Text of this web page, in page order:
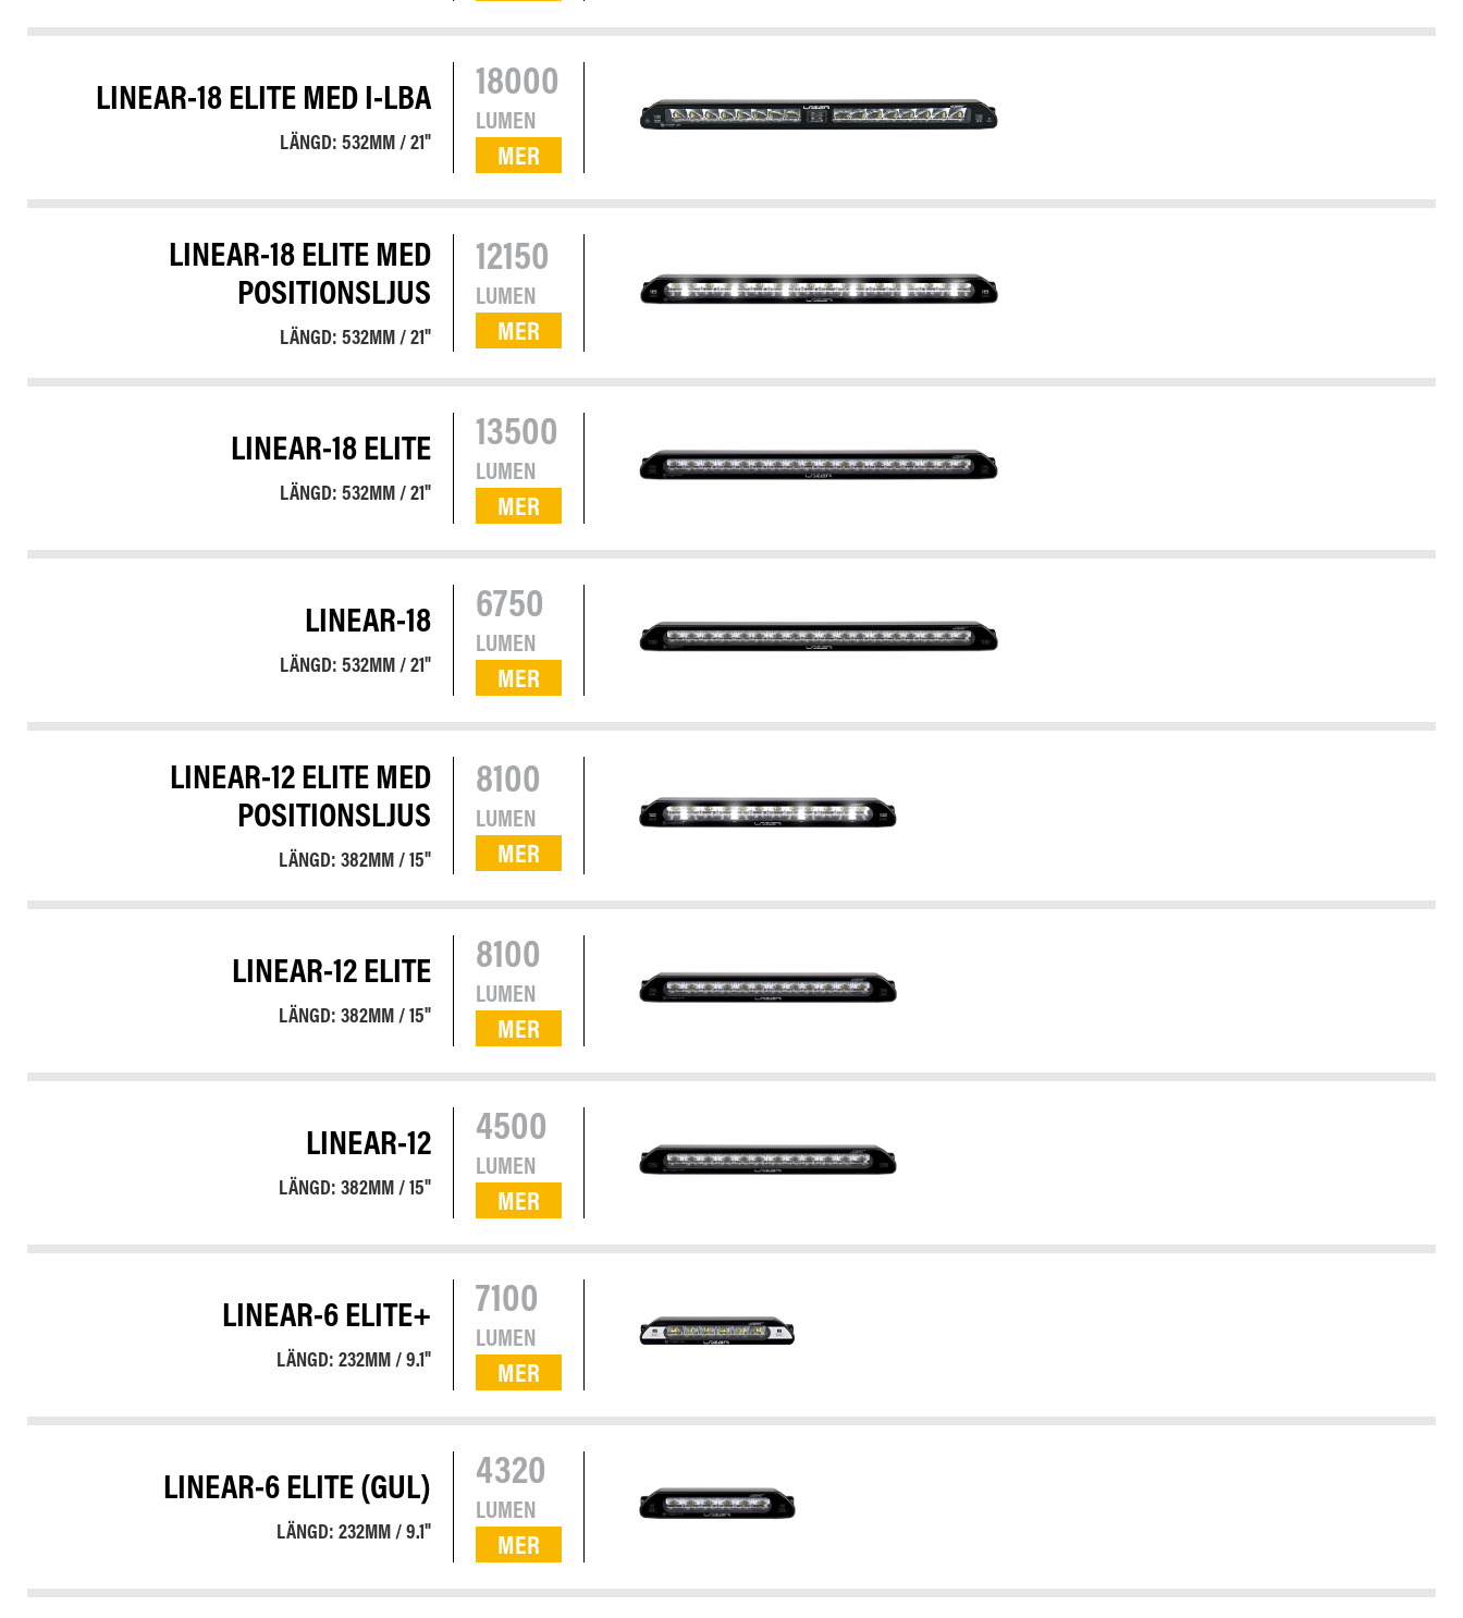
LINEAR-18 ELITE MED I-LBA
LÄNGD: 532MM / 21"
18000
LUMEN
MER
LINEAR-18 ELITE MED
POSITIONSLJUS
LÄNGD: 532MM / 21"
12150
LUMEN
MER
LINEAR-18 ELITE
LÄNGD: 532MM / 21"
13500
LUMEN
MER
LINEAR-18
LÄNGD: 532MM / 21"
6750
LUMEN
MER
LINEAR-12 ELITE MED
POSITIONSLJUS
LÄNGD: 382MM / 15"
8100
LUMEN
MER
LINEAR-12 ELITE
LÄNGD: 382MM / 15"
8100
LUMEN
MER
LINEAR-12
LÄNGD: 382MM / 15"
4500
LUMEN
MER
LINEAR-6 ELITE+
LÄNGD: 232MM / 9.1"
7100
LUMEN
MER
LINEAR-6 ELITE (GUL)
LÄNGD: 232MM / 9.1"
4320
LUMEN
MER